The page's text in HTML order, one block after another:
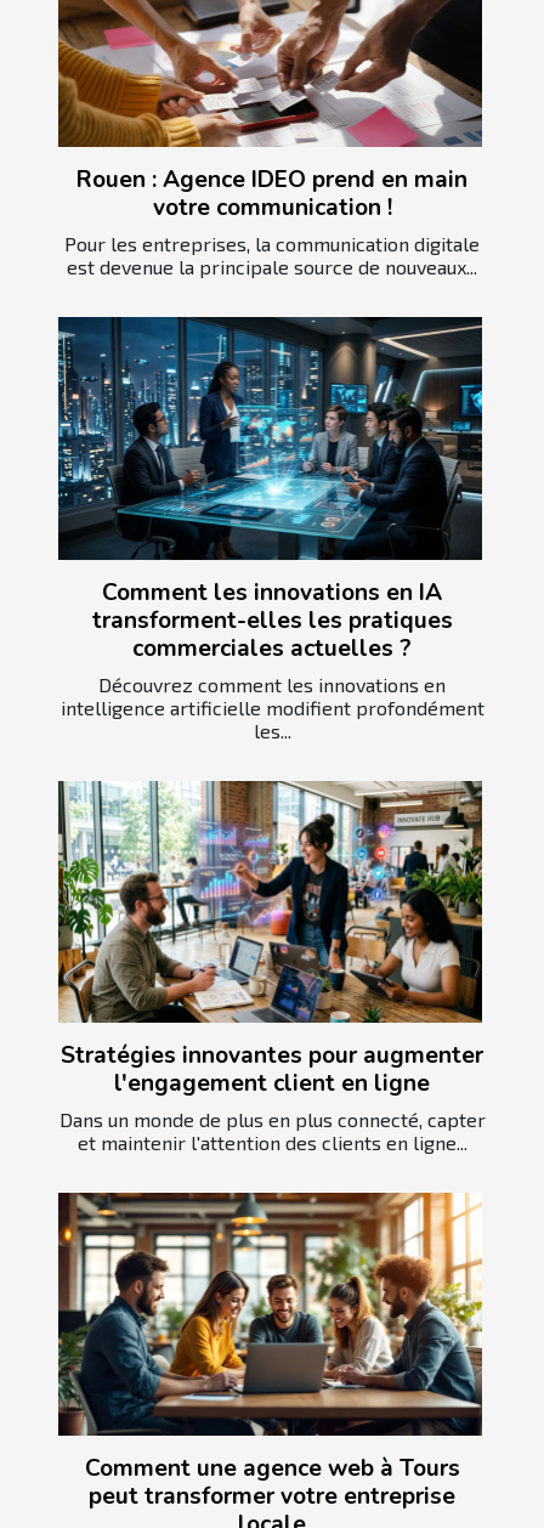
Rouen : Agence IDEO prend en main
votre communication !
Pour les entreprises, la communication digitale
est devenue la principale source de nouveaux...
Comment les innovations en IA
transforment-elles les pratiques
commerciales actuelles ?
Découvrez comment les innovations en
intelligence artificielle modifient profondément
les...
Stratégies innovantes pour augmenter
l'engagement client en ligne
Dans un monde de plus en plus connecté, capter
et maintenir l'attention des clients en ligne...
Comment une agence web à Tours
peut transformer votre entreprise